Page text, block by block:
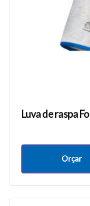
Luva de raspa
Orçar